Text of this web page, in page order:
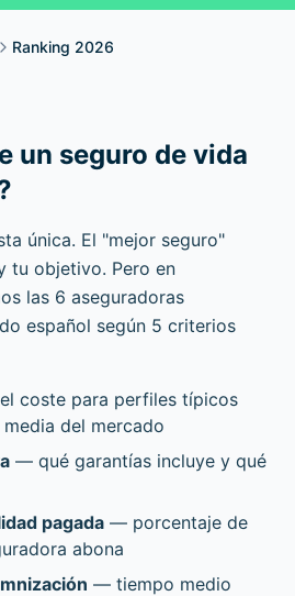
Ranking 2026
un seguro de vida
única. El "mejor seguro"
tu objetivo. Pero en
las 6 aseguradoras
español según 5 criterios
coste para perfiles típicos
del mercado
— qué garantías incluye y qué
pagada — porcentaje de
abona
— tiempo medio